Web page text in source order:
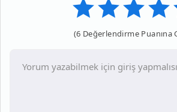
(6 Değerlendirme Puanına